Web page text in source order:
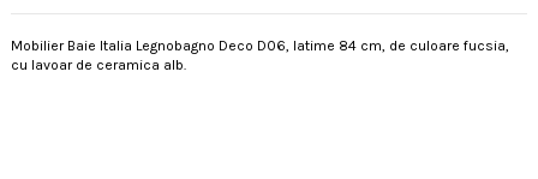
Mobilier Baie Italia Legnobagno Deco D06, latime 84 cm, de culoare fucsia,
cu lavoar de ceramica alb.